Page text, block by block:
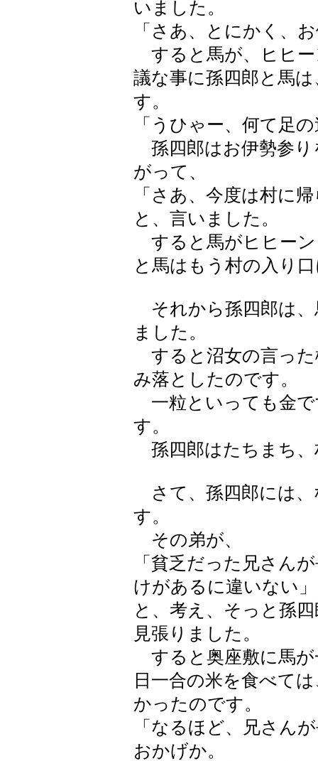
いました。
「さあ、とにかく、
すると馬が、ヒヒ
議な事に孫四郎と馬
す。
「うひゃー、何て足
孫四郎はお伊勢参り
がって、
「さあ、今度は村に
と、言いました。
すると馬がヒヒー
と馬はもう村の入り
それから孫四郎は、
ました。
すると沼女の言った
み落としたのです。
一粒といっても金で
す。
孫四郎はたちまち、
さて、孫四郎には、
す。
その弟が、
「貧乏だった兄さん
けがあるに違いない」
と、考え、そっと孫
見張りました。
すると奥座敷に馬が
日一合の米を食べて
かったのです。
「なるほど、兄さん
おかげか。